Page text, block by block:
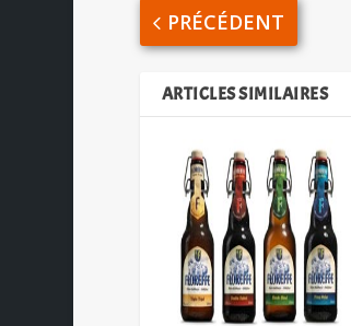
PRÉCÉDENT
ARTICLES SIMILAIRES